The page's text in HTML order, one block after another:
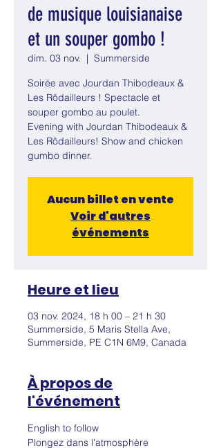
de musique louisianaise
et un souper gombo !
dim. 03 nov.
  |
Summerside
Soirée avec Jourdan Thibodeaux &
Les Rôdailleurs ! Spectacle et
souper gombo au poulet.
Evening with Jourdan Thibodeaux &
Les Rôdailleurs! Show and chicken
gumbo dinner.
Aucun billet en vente
Voir d'autres
événements
Heure et lieu
03 nov. 2024, 18 h 00 – 21 h 30
Summerside, 5 Maris Stella Ave,
Summerside, PE C1N 6M9, Canada
À propos de
l'événement
English to follow
Plongez dans l'atmosphère